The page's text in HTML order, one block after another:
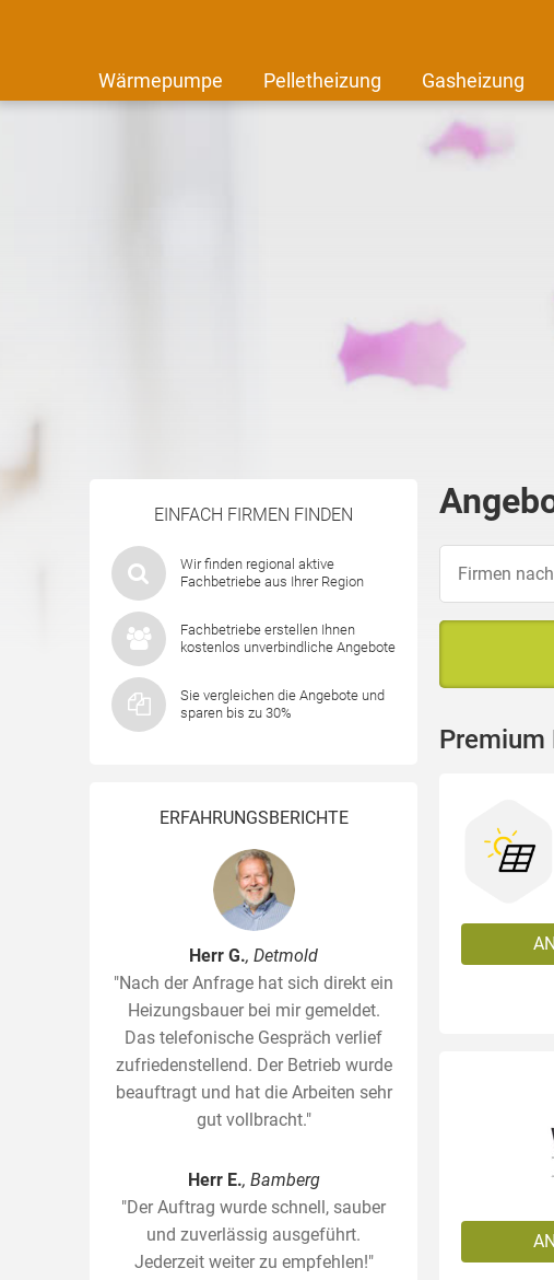
Wärmepumpe Pelletheizung Gasheizung
EINFACH FIRMEN FINDEN
Wir finden regional aktive
Fachbetriebe aus Ihrer Region
Fachbetriebe erstellen Ihnen
kostenlos unverbindliche Angebote
Sie vergleichen die Angebote und
sparen bis zu 30%
ERFAHRUNGSBERICHTE
Herr G., Detmold
"Nach der Anfrage hat sich direkt ein
Heizungsbauer bei mir gemeldet.
Das telefonische Gespräch verlief
zufriedenstellend. Der Betrieb wurde
beauftragt und hat die Arbeiten sehr
gut vollbracht."
Herr E., Bamberg
"Der Auftrag wurde schnell, sauber
und zuverlässig ausgeführt.
Jederzeit weiter zu empfehlen!"
Premium